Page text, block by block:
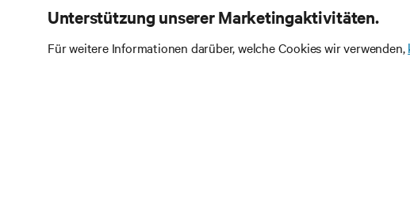
RESSOURCEN
Unterstützung unserer Marketingaktivitäten.
Für weitere Informationen darüber, welche Cookies wir verwenden,